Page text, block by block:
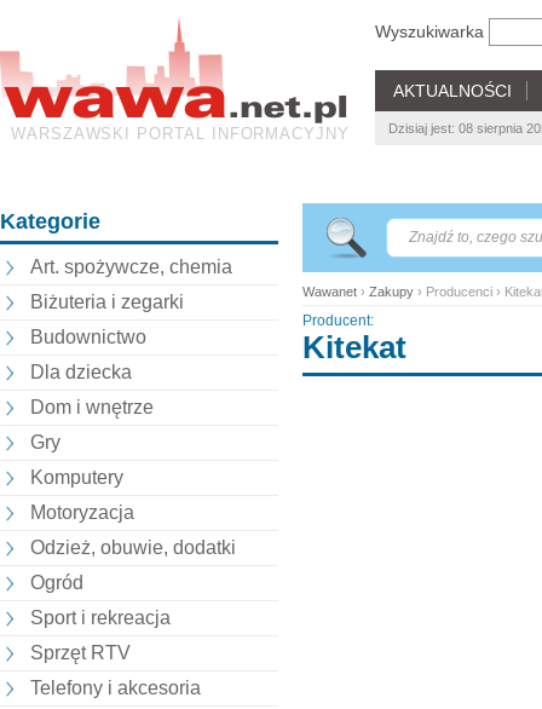
WARSZAWSKI PORTAL INFORMACYJNY
Wyszukiwarka
AKTUALNOŚCI
Dzisiaj jest: 08 sierpnia
Kategorie
Art. spożywcze, chemia
Biżuteria i zegarki
Budownictwo
Dla dziecka
Dom i wnętrze
Gry
Komputery
Motoryzacja
Odzież, obuwie, dodatki
Ogród
Sport i rekreacja
Sprzęt RTV
Telefony i akcesoria
Wawanet › Zakupy › Producenci ›
Producent:
Kitekat